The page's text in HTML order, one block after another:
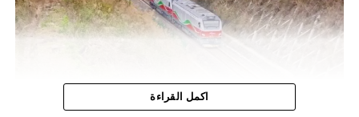
وتندرج هذه الخطوة ضمن برنامج تحديث أسطول الجر الذي
أطلقه المكتب الوطني للسكك الحديدية، بهدف الرفع من كفاءة
اكمل القراءة